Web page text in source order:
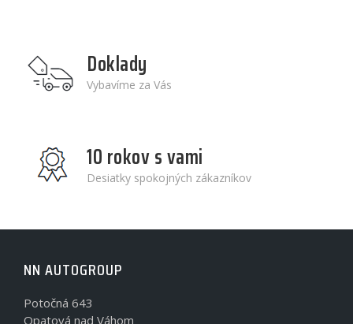
Doklady
Vybavíme za Vás
10 rokov s vami
Desiatky spokojných zákazníkov
NN AUTOGROUP
Potočná 643
Opatová nad Váhom